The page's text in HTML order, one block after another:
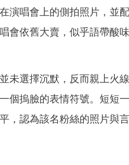
演唱會上的側拍照片，並
會依舊大賣，似乎語帶酸
未選擇沉默，反而親上火
個摀臉的表情符號。短短
，認為該名粉絲的照片與